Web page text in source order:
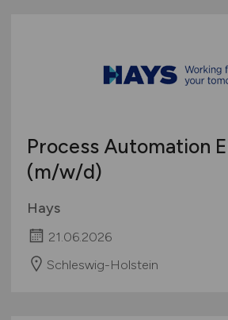
Process Automation
(m/w/d)
Hays
21.06.2026
Schleswig-Holstein